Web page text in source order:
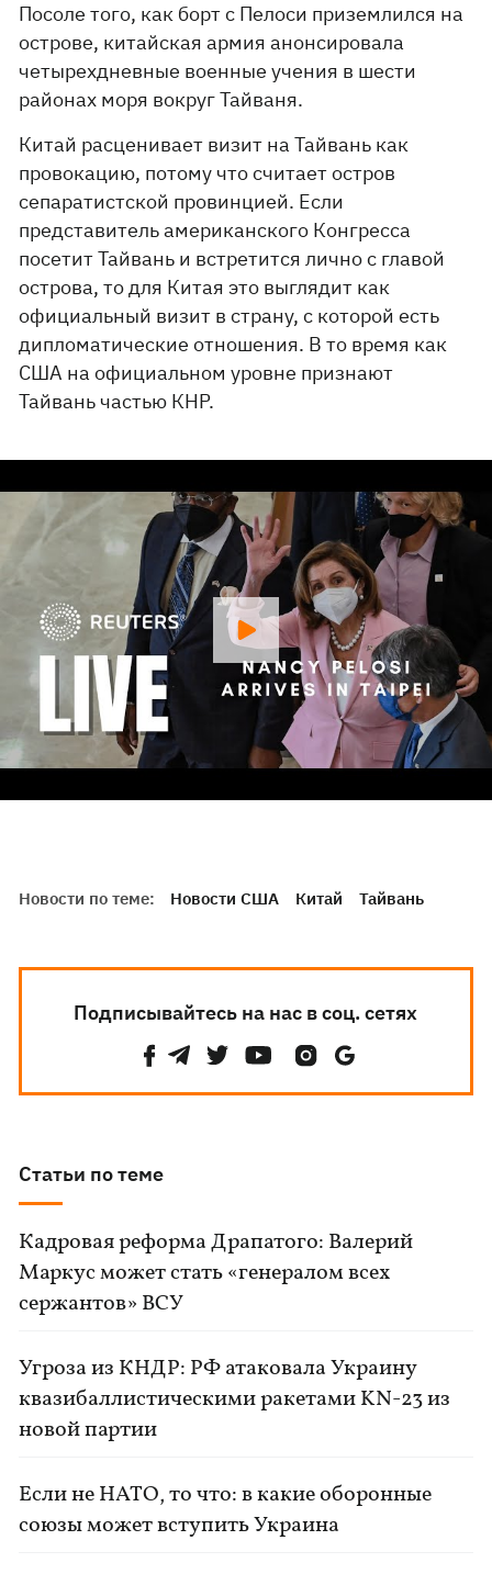
Посоле того, как борт с Пелоси приземлился на
острове, китайская армия анонсировала
четырехдневные военные учения в шести
районах моря вокруг Тайваня.
Китай расценивает визит на Тайвань как
провокацию, потому что считает остров
сепаратистской провинцией. Если
представитель американского Конгресса
посетит Тайвань и встретится лично с главой
острова, то для Китая это выглядит как
официальный визит в страну, с которой есть
дипломатические отношения. В то время как
США на официальном уровне признают
Тайвань частью КНР.
Новости по теме: Новости США Китай Тайвань
Подписывайтесь на нас в соц. сетях
Статьи по теме
Кадровая реформа Драпатого: Валерий
Маркус может стать «генералом всех
сержантов» ВСУ
Угроза из КНДР: РФ атаковала Украину
квазибаллистическими ракетами KN-23 из
новой партии
Если не НАТО, то что: в какие оборонные
союзы может вступить Украина